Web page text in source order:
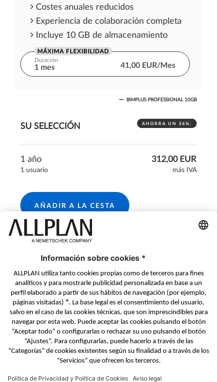
Costes anuales reducidos
Experiencia de colaboración completa
Incluye 10 GB de almacenamiento
MÁXIMA FLEXIBILIDAD
41,00 EUR/Mes
Duración
1 mes
Incluye 10 GB de almacenamiento
BIMPLUS PROFESSIONAL 10GB
SU SELECCIÓN AHORRA UN 36%.
1 año
1 usuario
312,00 EUR
más IVA
AÑADIR A LA CESTA
© ALLPLAN GmbH